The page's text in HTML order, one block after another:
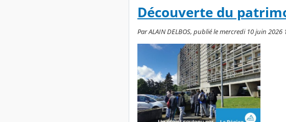
Découverte du
Par ALAIN DELBOS, publié le mercredi 10 juin